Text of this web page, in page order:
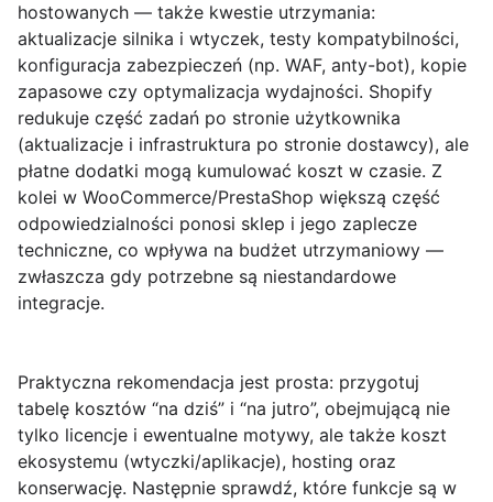
hostowanych — także kwestie utrzymania:
aktualizacje silnika i wtyczek, testy kompatybilności,
konfiguracja zabezpieczeń (np. WAF, anty-bot), kopie
zapasowe czy optymalizacja wydajności. Shopify
redukuje część zadań po stronie użytkownika
(aktualizacje i infrastruktura po stronie dostawcy), ale
płatne dodatki mogą kumulować koszt w czasie. Z
kolei w WooCommerce/PrestaShop większą część
odpowiedzialności ponosi sklep i jego zaplecze
techniczne, co wpływa na budżet utrzymaniowy —
zwłaszcza gdy potrzebne są niestandardowe
integracje.
Praktyczna rekomendacja jest prosta: przygotuj
tabelę kosztów “na dziś” i “na jutro”, obejmującą nie
tylko licencje i ewentualne motywy, ale także koszt
ekosystemu (wtyczki/aplikacje), hosting oraz
konserwację. Następnie sprawdź, które funkcje są w